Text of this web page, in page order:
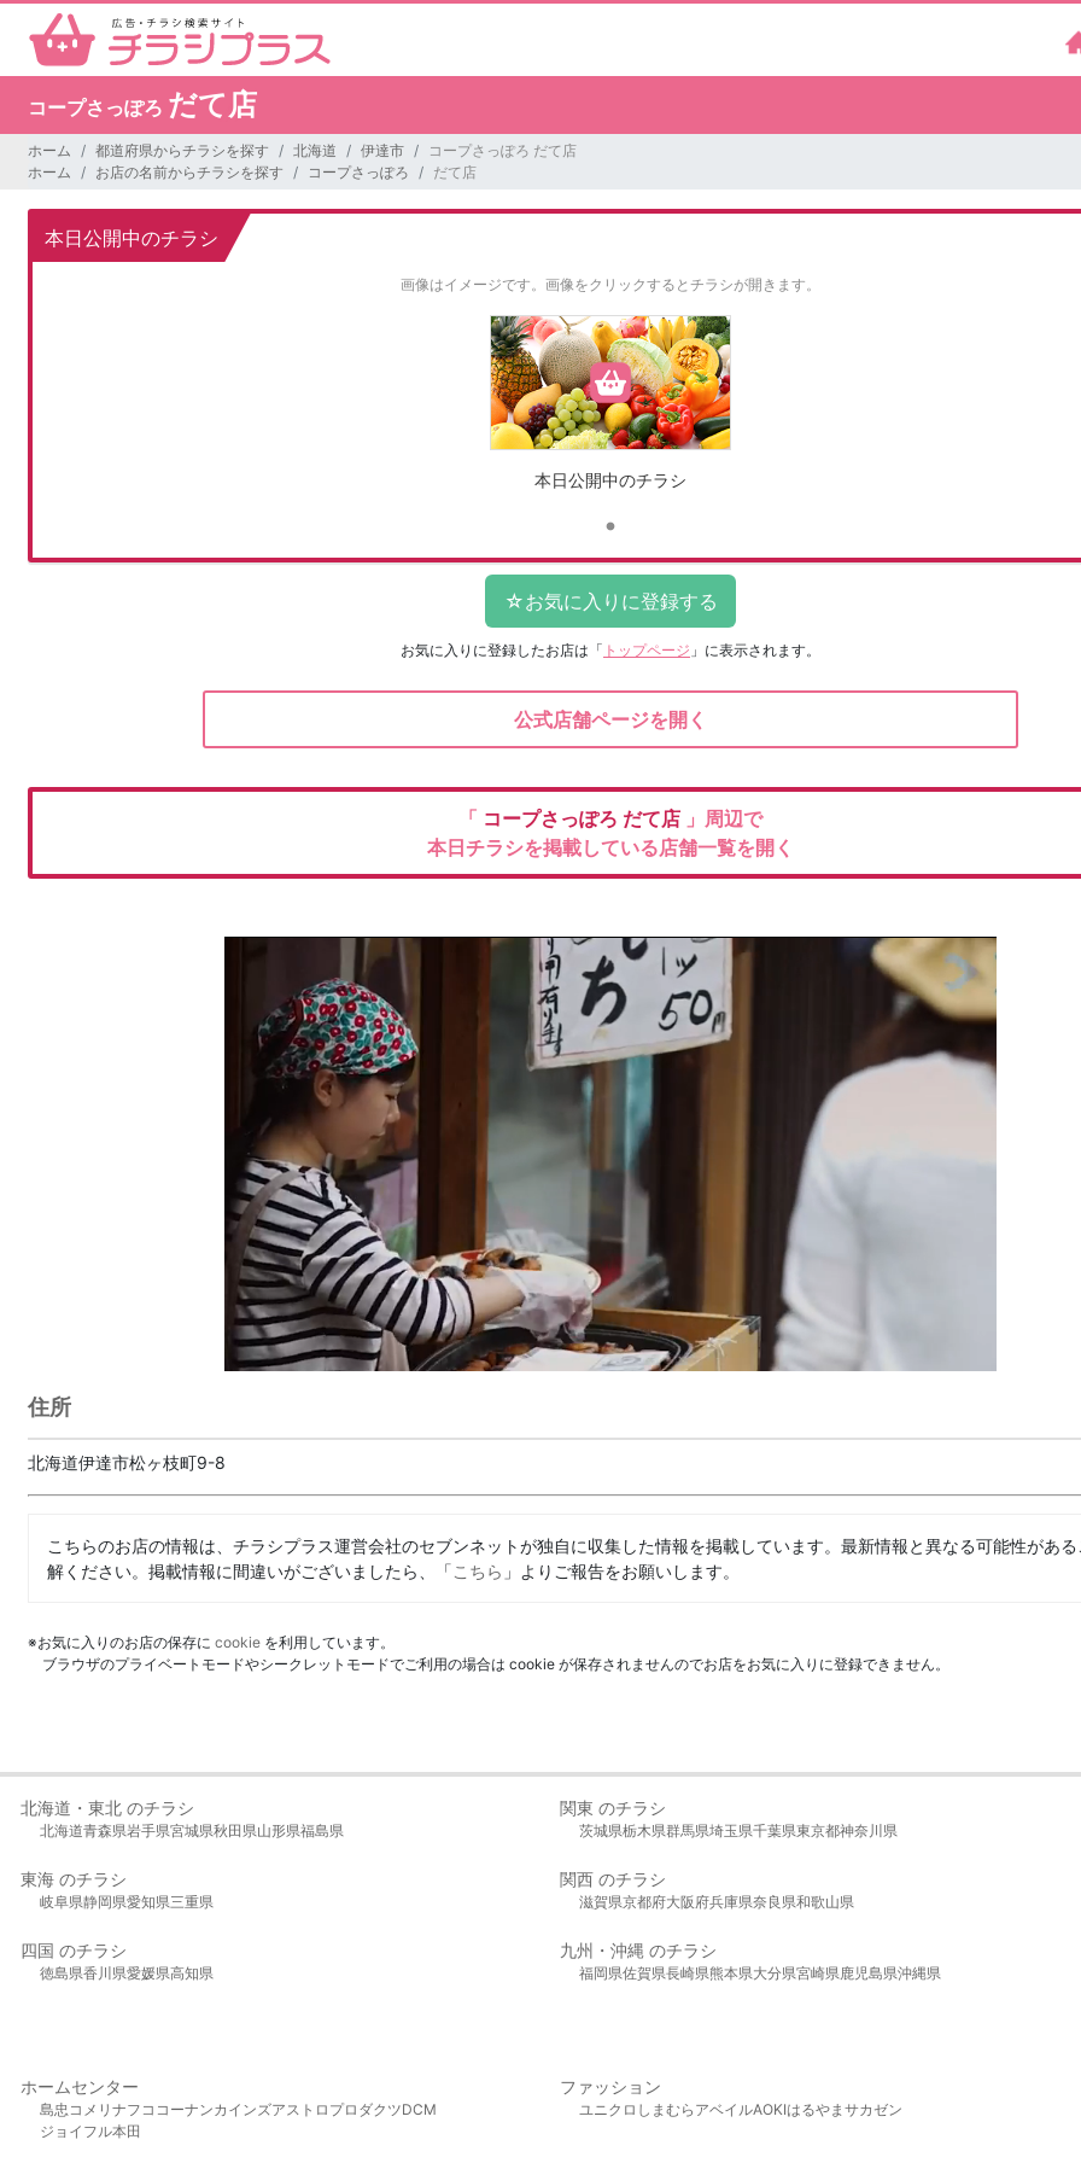
コープさっぽろ だて店
ホーム 都道府県からチラシを探す 北海道 伊達市
コープさっぽろ だて店
ホーム
お店の名前からチラシを探す コープさっぽろ だて店
本日公開中のチラシ
画像はイメージです。 画像をクリックするとチラシが開きます。
本日公開中のチラシ
お気に入りに登録したお店は 「 トップページ 」に表示されます。
公式店舗ページを開く
「 コープさっぽろ だて店 」周辺で
本日チラシを掲載している店舗一覧を開く
住所
北海道伊達市松ヶ枝町9-8
こちらのお店の情報は、チラシプラス運営会社のセブンネットが独自に収集した情報を掲載しています。最新情報と異なる可能性があ
解ください。掲載情報に間違いがございましたら、「こちら 」よりご報告をお願いします。
※お気に入りのお店の保存に cookie を利用しています。
ブラウザのプライベートモードやシークレットモードでご利用の場合は cookie が保存されませんのでお店をお気に入りに登録できません。
北海道・東北 のチラシ
北海道青森県岩手県宮城県秋田県山形県福島県
関東 のチラシ
茨城県栃木県群馬県埼玉県千葉県東京都神奈川県
東海 のチラシ
岐阜県静岡県愛知県三重県
関西 のチラシ
滋賀県京都府大阪府兵庫県奈良県和歌山県
四国 のチラシ
徳島県香川県愛媛県高知県
九州・沖縄 のチラシ
福岡県佐賀県長崎県熊本県大分県宮崎県鹿児島県沖縄県
ホームセンター
島忠 コメリ ナフコ コーナンカインズアストロプロダクツDCM
ジョイフル本田
ファッション
ユニクロ しまむら アベイルAOKIはるやま サカゼン